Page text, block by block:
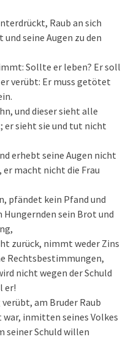
Raub an sich
seine Augen zu den
Sollte er leben? Er soll
verübt: Er muss getötet
und dieser sieht alle
er sieht sie und tut nicht
erhebt seine Augen nicht
er macht nicht die Frau
pfändet kein Pfand und
sein Brot und
zurück, nimmt weder Zins
Rechtsbestimmungen,
nicht wegen der Schuld
er!
am Bruder Raub
war, inmitten seines Volkes
seiner Schuld willen